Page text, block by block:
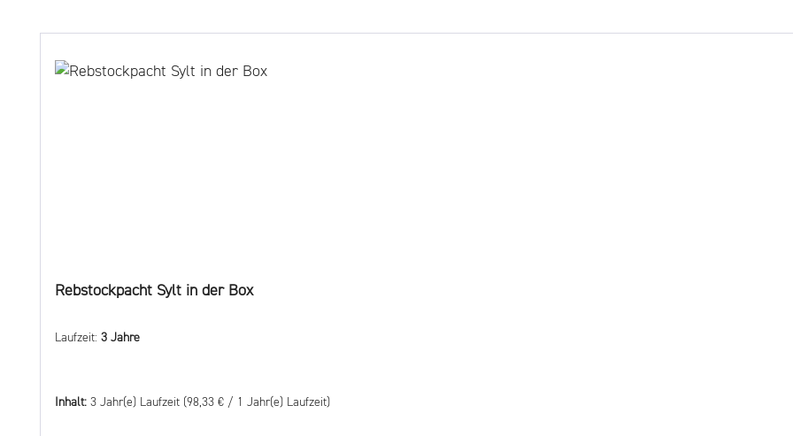
Rebstockpacht Sylt in der Box
Laufzeit: 3 Jahre
Inhalt: 3 Jahr(e) Laufzeit (98,33 € / 1 Jahr(e) Laufzeit)